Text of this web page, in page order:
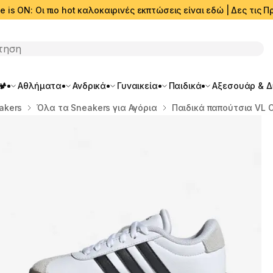
is ON: Οι πιο hot καλοκαιρινές εκπτώσεις είναι εδώ | Δες τις
Αθλήματα Ανδρικά Γυναικεία Παιδικά Αξεσουάρ &
Όλα τα Sneakers για Αγόρια Παιδικά παπούτσια